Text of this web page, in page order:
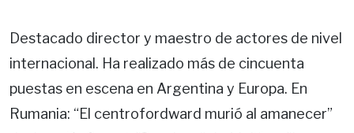
Destacado director y maestro de actores de nivel
internacional. Ha realizado más de cincuenta
puestas en escena en Argentina y Europa. En
Rumania: “El centrofordward murió al amanecer”